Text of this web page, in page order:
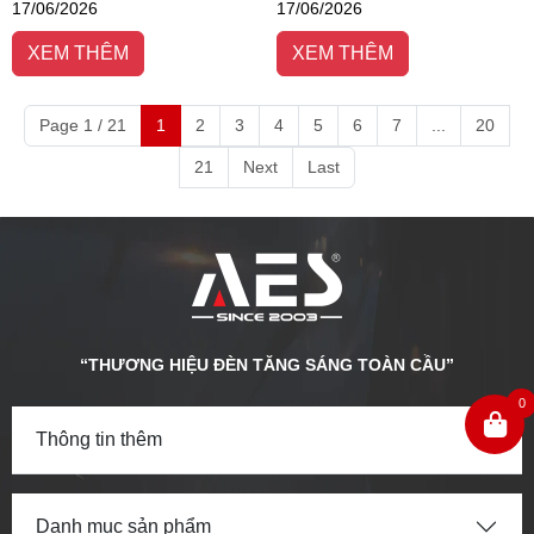
cách sang trọng và giàu công
nghệ.
17/06/2026
XEM THÊM
và trong điều kiện thời tiết xấu.
17/06/2026
XEM THÊM
Page 1 / 21 1 2 3 4 5 6 7 ... 20
21 Next Last
“THƯƠNG HIỆU ĐÈN TĂNG SÁNG TOÀN CẦU”
Thông tin thêm
Danh mục sản phẩm
0